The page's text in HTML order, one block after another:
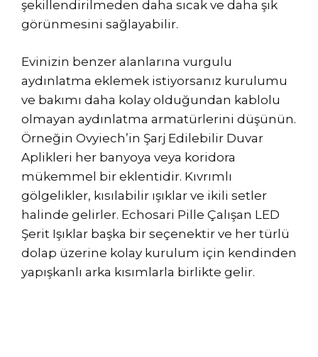
şekillendirilmeden daha sıcak ve daha şık
görünmesini sağlayabilir.
Evinizin benzer alanlarına vurgulu
aydınlatma eklemek istiyorsanız kurulumu
ve bakımı daha kolay olduğundan kablolu
olmayan aydınlatma armatürlerini düşünün.
Örneğin Ovyiech’in Şarj Edilebilir Duvar
Aplikleri her banyoya veya koridora
mükemmel bir eklentidir. Kıvrımlı
gölgelikler, kısılabilir ışıklar ve ikili setler
halinde gelirler. Echosari Pille Çalışan LED
Şerit Işıklar başka bir seçenektir ve her türlü
dolap üzerine kolay kurulum için kendinden
yapışkanlı arka kısımlarla birlikte gelir.